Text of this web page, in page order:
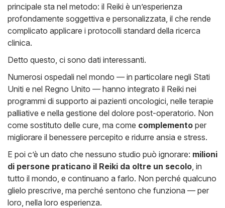
principale sta nel metodo: il Reiki è un’esperienza
profondamente soggettiva e personalizzata, il che rende
complicato applicare i protocolli standard della ricerca
clinica.
Detto questo, ci sono dati interessanti.
Numerosi ospedali nel mondo — in particolare negli Stati
Uniti e nel Regno Unito — hanno integrato il Reiki nei
programmi di supporto ai pazienti oncologici, nelle terapie
palliative e nella gestione del dolore post-operatorio. Non
come sostituto delle cure, ma come complemento per
migliorare il benessere percepito e ridurre ansia e stress.
E poi c’è un dato che nessuno studio può ignorare: milioni
di persone praticano il Reiki da oltre un secolo, in
tutto il mondo, e continuano a farlo. Non perché qualcuno
glielo prescrive, ma perché sentono che funziona — per
loro, nella loro esperienza.